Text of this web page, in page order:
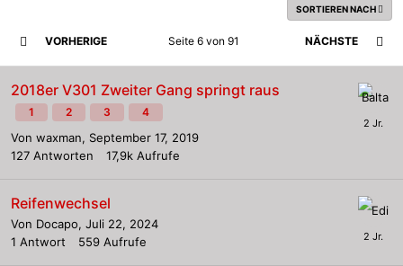
SORTIEREN NACH
VORHERIGE NÄCHSTE
Seite 6 von 91
2018er V301 Zweiter Gang springt raus
1 2 3 4
Von waxman, September 17, 2019
127 Antworten 17,9k Aufrufe
Reifenwechsel
Von Docapo, Juli 22, 2024
1 Antwort 559 Aufrufe